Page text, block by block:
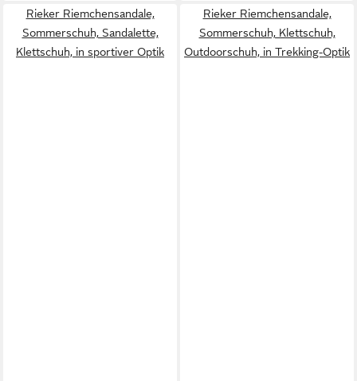
Rieker Riemchensandale,
Sommerschuh, Sandalette,
Klettschuh, in sportiver Optik
Rieker Riemchensandale,
Sommerschuh, Klettschuh,
Outdoorschuh, in Trekking-Optik